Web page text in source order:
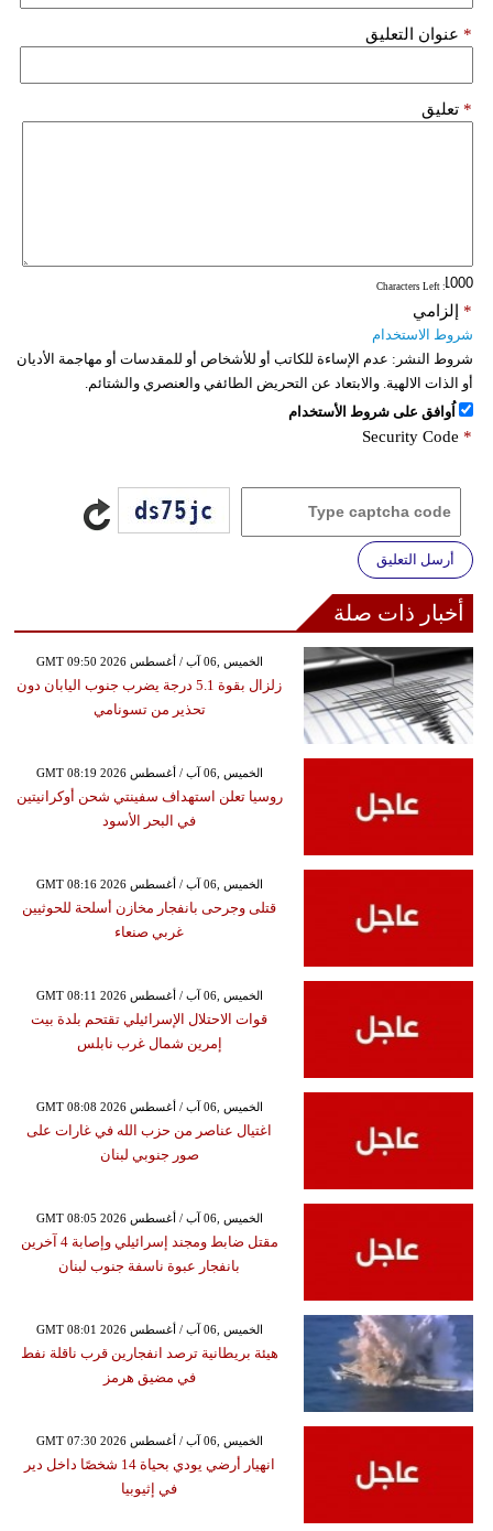
عنوان التعليق *
تعليق *
: Characters Left
إلزامي *
شروط الاستخدام
شروط النشر: عدم الإساءة للكاتب أو للأشخاص أو للمقدسات أو مهاجمة الأديان
أو الذات الالهية. والابتعاد عن التحريض الطائفي والعنصري والشتائم.
اُوافق على شروط الأستخدام
Security Code *
أرسل التعليق
أخبار ذات صلة
GMT 09:50 2026 الخميس ,06 آب / أغسطس
زلزال بقوة 5.1 درجة يضرب جنوب اليابان دون
تحذير من تسونامي
GMT 08:19 2026 الخميس ,06 آب / أغسطس
روسيا تعلن استهداف سفينتي شحن أوكرانيتين
في البحر الأسود
GMT 08:16 2026 الخميس ,06 آب / أغسطس
قتلى وجرحى بانفجار مخازن أسلحة للحوثيين
غربي صنعاء
GMT 08:11 2026 الخميس ,06 آب / أغسطس
قوات الاحتلال الإسرائيلي تقتحم بلدة بيت
إمرين شمال غرب نابلس
GMT 08:08 2026 الخميس ,06 آب / أغسطس
اغتيال عناصر من حزب الله في غارات على
صور جنوبي لبنان
GMT 08:05 2026 الخميس ,06 آب / أغسطس
مقتل ضابط ومجند إسرائيلي وإصابة 4 آخرين
بانفجار عبوة ناسفة جنوب لبنان
GMT 08:01 2026 الخميس ,06 آب / أغسطس
هيئة بريطانية ترصد انفجارين قرب ناقلة نفط
في مضيق هرمز
GMT 07:30 2026 الخميس ,06 آب / أغسطس
انهيار أرضي يودي بحياة 14 شخصًا داخل دير
في إثيوبيا